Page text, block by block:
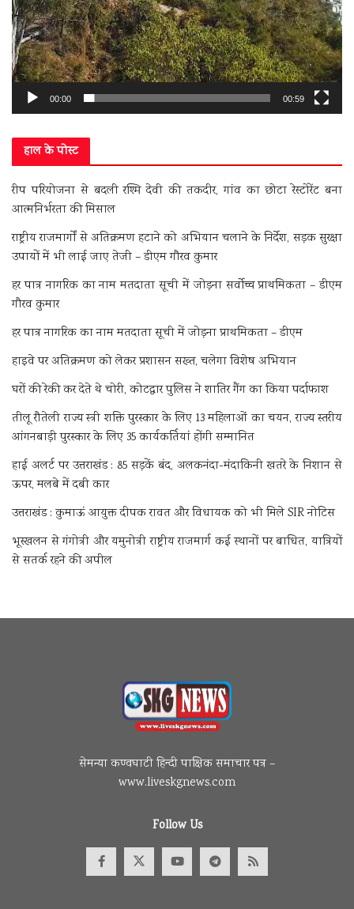
00:00 00:59
हाल के पोस्ट
रीप परियोजना से बदली रश्मि देवी की तकदीर, गांव का छोटा रेस्टोरेंट बना
आत्मनिर्भरता की मिसाल
राष्ट्रीय राजमार्गों से अतिक्रमण हटाने को अभियान चलाने के निर्देश, सड़क सुरक्षा
उपायों में भी लाई जाए तेजी – डीएम गौरव कुमार
हर पात्र नागरिक का नाम मतदाता सूची में जोड़ना सर्वोच्च प्राथमिकता – डीएम
गौरव कुमार
हर पात्र नागरिक का नाम मतदाता सूची में जोड़ना प्राथमिकता – डीएम
हाइवे पर अतिक्रमण को लेकर प्रशासन सख्त, चलेगा विशेष अभियान
घरों की रेकी कर देते थे चोरी, कोटद्वार पुलिस ने शातिर गैंग का किया पर्दाफाश
तीलू रौतेली राज्य स्त्री शक्ति पुरस्कार के लिए 13 महिलाओं का चयन, राज्य स्तरीय
आंगनबाड़ी पुरस्कार के लिए 35 कार्यकर्तियां होंगी सम्मानित
हाई अलर्ट पर उत्तराखंड : 85 सड़कें बंद, अलकनंदा-मंदाकिनी खतरे के निशान से
ऊपर, मलबे में दबी कार
उत्तराखंड : कुमाऊं आयुक्त दीपक रावत और विधायक को भी मिले SIR नोटिस
भूस्खलन से गंगोत्री और यमुनोत्री राष्ट्रीय राजमार्ग कई स्थानों पर बाधित, यात्रियों
से सतर्क रहने की अपील
सेमन्या कण्वघाटी हिन्दी पाक्षिक समाचार पत्र –
www.liveskgnews.com
Follow Us